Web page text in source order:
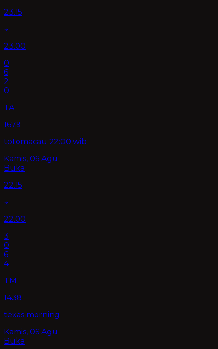
23.15
23.00
0
6
2
0
TA
1679
totomacau 22:00 wib
Kamis, 06 Agu
Buka
22.15
22.00
3
0
6
4
TM
1438
texas morning
Kamis, 06 Agu
Buka